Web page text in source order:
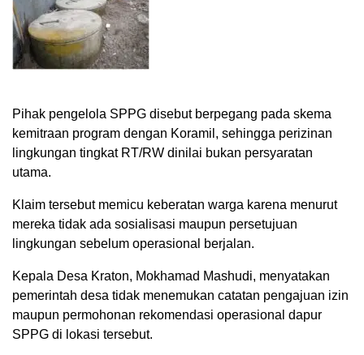
Pihak pengelola SPPG disebut berpegang pada skema
kemitraan program dengan Koramil, sehingga perizinan
lingkungan tingkat RT/RW dinilai bukan persyaratan
utama.
Klaim tersebut memicu keberatan warga karena menurut
mereka tidak ada sosialisasi maupun persetujuan
lingkungan sebelum operasional berjalan.
Kepala Desa Kraton, Mokhamad Mashudi, menyatakan
pemerintah desa tidak menemukan catatan pengajuan izin
maupun permohonan rekomendasi operasional dapur
SPPG di lokasi tersebut.